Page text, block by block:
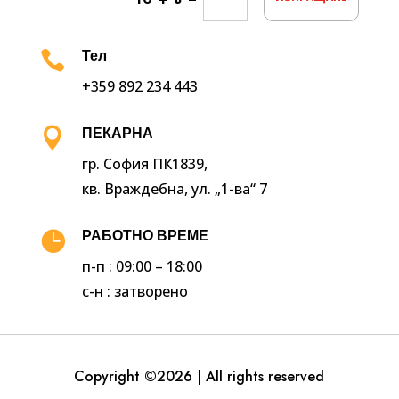
 Тел
+359 892 234 443
 ПЕКАРНА
гр. София ПК1839,
кв. Враждебна, ул. „1-ва“ 7
 РАБОТНО ВРЕМЕ
п-п : 09:00 – 18:00
с-н : затворено
Copyright ©2026 | All rights reserved